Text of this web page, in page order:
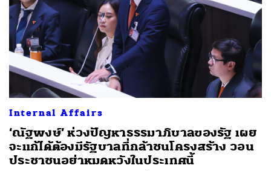
Internal Affairs
‘ณัฐพงษ์’ ห่วงปัญหาธรรมาภิบาลของรัฐ เผย
จะแก้ได้ต้องมีรัฐบาลที่กล้าชนโครงสร้าง วอน
ประชาชนอย่าหมดหวังในประเทศนี้